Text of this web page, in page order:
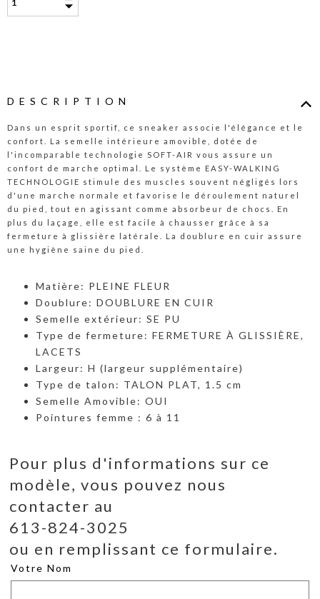
DESCRIPTION
Dans un esprit sportif, ce sneaker associe l'élégance et le
confort. La semelle intérieure amovible, dotée de
l'incomparable technologie SOFT-AIR vous assure un
confort de marche optimal. Le système EASY-WALKING
TECHNOLOGIE stimule des muscles souvent négligés lors
d'une marche normale et favorise le déroulement naturel
du pied, tout en agissant comme absorbeur de chocs. En
plus du laçage, elle est facile à chausser grâce à sa
fermeture à glissière latérale. La doublure en cuir assure
une hygiène saine du pied.
Matière: PLEINE FLEUR
Doublure: DOUBLURE EN CUIR
Semelle extérieur: SE PU
Type de fermeture: FERMETURE À GLISSIÈRE,
LACETS
Largeur: H (largeur supplémentaire)
Type de talon: TALON PLAT, 1.5 cm
Semelle Amovible: OUI
Pointures femme : 6 à 11
Pour plus d'informations sur ce
modèle, vous pouvez nous
contacter au
613-824-3025
ou en remplissant ce formulaire.
Votre Nom